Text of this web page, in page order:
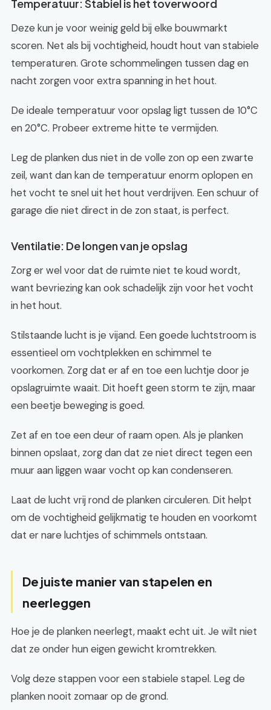
Temperatuur: Stabiel is het toverwoord
Deze kun je voor weinig geld bij elke bouwmarkt
scoren. Net als bij vochtigheid, houdt hout van stabiele
temperaturen. Grote schommelingen tussen dag en
nacht zorgen voor extra spanning in het hout.
De ideale temperatuur voor opslag ligt tussen de 10°C
en 20°C. Probeer extreme hitte te vermijden.
Leg de planken dus niet in de volle zon op een zwarte
zeil, want dan kan de temperatuur enorm oplopen en
het vocht te snel uit het hout verdrijven. Een schuur of
garage die niet direct in de zon staat, is perfect.
Ventilatie: De longen van je opslag
Zorg er wel voor dat de ruimte niet te koud wordt,
want bevriezing kan ook schadelijk zijn voor het vocht
in het hout.
Stilstaande lucht is je vijand. Een goede luchtstroom is
essentieel om vochtplekken en schimmel te
voorkomen. Zorg dat er af en toe een luchtje door je
opslagruimte waait. Dit hoeft geen storm te zijn, maar
een beetje beweging is goed.
Zet af en toe een deur of raam open. Als je planken
binnen opslaat, zorg dan dat ze niet direct tegen een
muur aan liggen waar vocht op kan condenseren.
Laat de lucht vrij rond de planken circuleren. Dit helpt
om de vochtigheid gelijkmatig te houden en voorkomt
dat er nare luchtjes of schimmels ontstaan.
De juiste manier van stapelen en
neerleggen
Hoe je de planken neerlegt, maakt echt uit. Je wilt niet
dat ze onder hun eigen gewicht kromtrekken.
Volg deze stappen voor een stabiele stapel. Leg de
planken nooit zomaar op de grond.